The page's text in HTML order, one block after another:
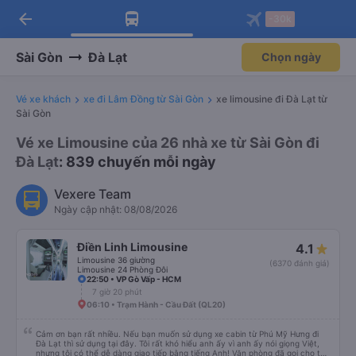
Tải app Vexere ngay!
Nhận ưu đãi thành viên độc
Mở app
Tải app Vexere
-30k/ghế khi đặt vé máy bay qua
Mở app
arrow_back
Sài Gòn Đà Lạt Chọn ngày
Vé xe khách xe đi Lâm Đồng từ Sài Gòn
xe limousine đi Đà Lạt từ
Sài Gòn
Vé xe Limousine của 26 nhà xe từ Sài Gòn đi
Đà Lạt: 839 chuyến mỗi ngày
Vexere Team
Ngày cập nhật: 08/08/2026
Điền Linh Limousine
Limousine 36 giường
Limousine 24 Phòng Đôi
4.1
(6370 đánh giá)
22:50 • VP Gò Vấp - HCM
7 giờ 20 phút
06:10 • Trạm Hành - Cầu Đất (QL20)
Cảm ơn bạn rất nhiều. Nếu bạn muốn sử dụng xe cabin từ Phú Mỹ Hưng đi
Đà Lạt thì sử dụng tại đây. Tôi rất khó hiểu anh ấy vì anh ấy nói giọng Việt,
nhưng tôi có thể dễ dàng giao tiếp bằng tiếng Anh! Văn phòng đã gọi cho tôi